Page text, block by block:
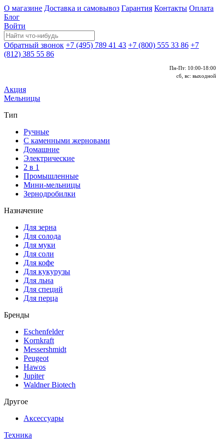
О магазине Доставка и самовывоз Гарантия Контакты Оплата
Блог
Войти
Обратный звонок +7 (495) 789 41 43 +7 (800) 555 33 86 +7
(812) 385 55 86
Пн-Пт: 10:00-18:00
сб, вс: выходной
Акция
Мельницы
Тип
Ручные
С каменными жерновами
Домашние
Электрические
2 в 1
Промышленные
Мини-мельницы
Зернодробилки
Назначение
Для зерна
Для солода
Для муки
Для соли
Для кофе
Для кукурузы
Для льна
Для специй
Для перца
Бренды
Eschenfelder
Kornkraft
Messershmidt
Peugeot
Hawos
Jupiter
Waldner Biotech
Другое
Аксессуары
Техника